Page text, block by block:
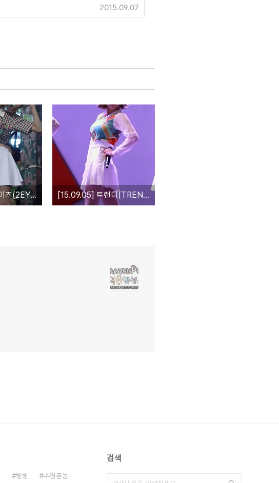
2015.09.07
[15.09.06] 투아이즈(2EYES) 홍대게릴라 향숙 직캠 by NiKKi6X [15.09.05] 트랜디(TREN-D) [15.09.05] 트랜디(TREN-D) 노원 문화의거리 C&M 스페셜콘서트 루루 직캠 by NiKK6X C&M 스페셜콘서트 루루 직캠 by NiKK6X
빙빙 수원촌놈
검색